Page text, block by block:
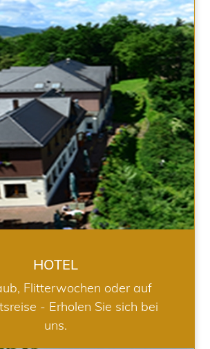
HOTEL
HOTEL
Flitterwochen oder auf
- Erholen Sie sich bei
uns.